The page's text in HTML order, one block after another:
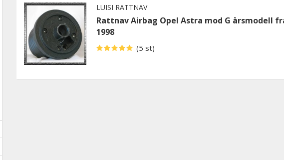
LUISI RATTNAV
Rattnav Airbag Opel Astra mod G årsmodell
1998
(5 st)